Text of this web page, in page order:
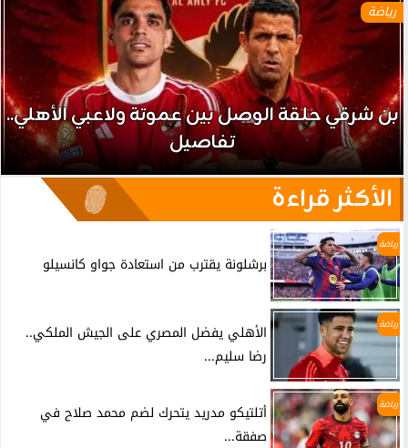
رياضة
بن شرقي حلقة الوصل بين عموتة ولاعبي الأهلي..
تفاصيل
الأكثر قراءة
رياضة
برشلونة يقترب من استعادة جواو كانسيلو
رياضة
الأهلي يفضل المصري على الجيش الملكي..
رضا سليم...
رياضة
أتلتيكو مدريد يتحرك لضم محمد صلاح في
صفقة...